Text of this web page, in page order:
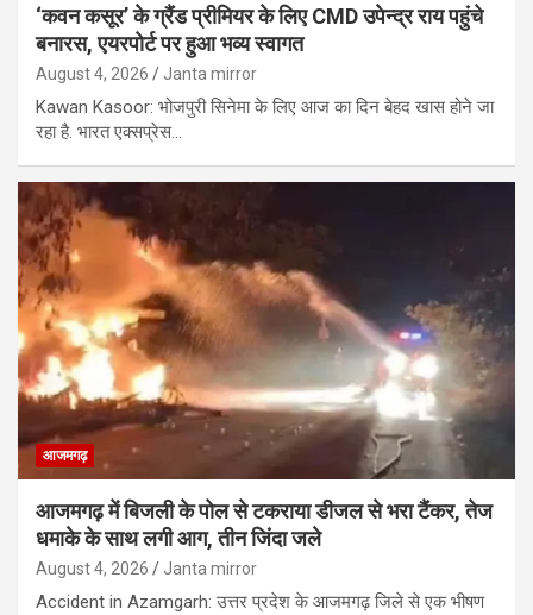
‘कवन कसूर’ के ग्रैंड प्रीमियर के लिए CMD उपेन्द्र राय पहुंचे
बनारस, एयरपोर्ट पर हुआ भव्य स्वागत
August 4, 2026 Janta mirror
Kawan Kasoor: भोजपुरी सिनेमा के लिए आज का दिन बेहद खास होने जा
रहा है. भारत एक्सप्रेस…
आजमगढ़
आजमगढ़ में बिजली के पोल से टकराया डीजल से भरा टैंकर, तेज
धमाके के साथ लगी आग, तीन जिंदा जले
August 4, 2026 Janta mirror
Accident in Azamgarh: उत्तर प्रदेश के आजमगढ़ जिले से एक भीषण